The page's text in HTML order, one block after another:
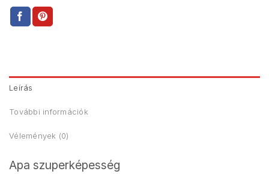
Leírás
További információk
Vélemények (0)
Apa szuperképesség